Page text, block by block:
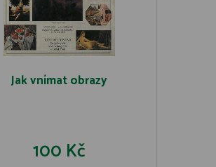
Jak vnímat obrazy
100 Kč